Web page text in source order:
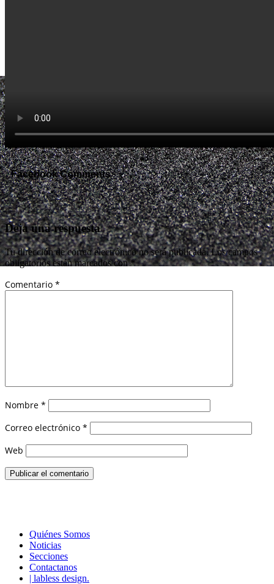
Facebook Comments
Deja una respuesta
Tu dirección de correo electrónico no será publicada. Los campos
obligatorios están marcados con*
Comentario *
Nombre *
Correo electrónico *
Web
Quiénes Somos
Noticias
Secciones
Contactanos
| labless design.